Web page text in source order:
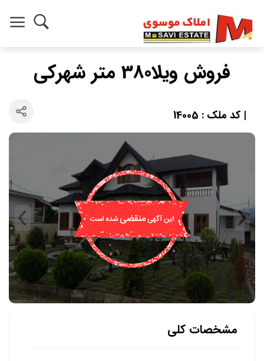
فروش ویلا380 متر شهرکی
| کد ملک : 14005
مشخصات کلی